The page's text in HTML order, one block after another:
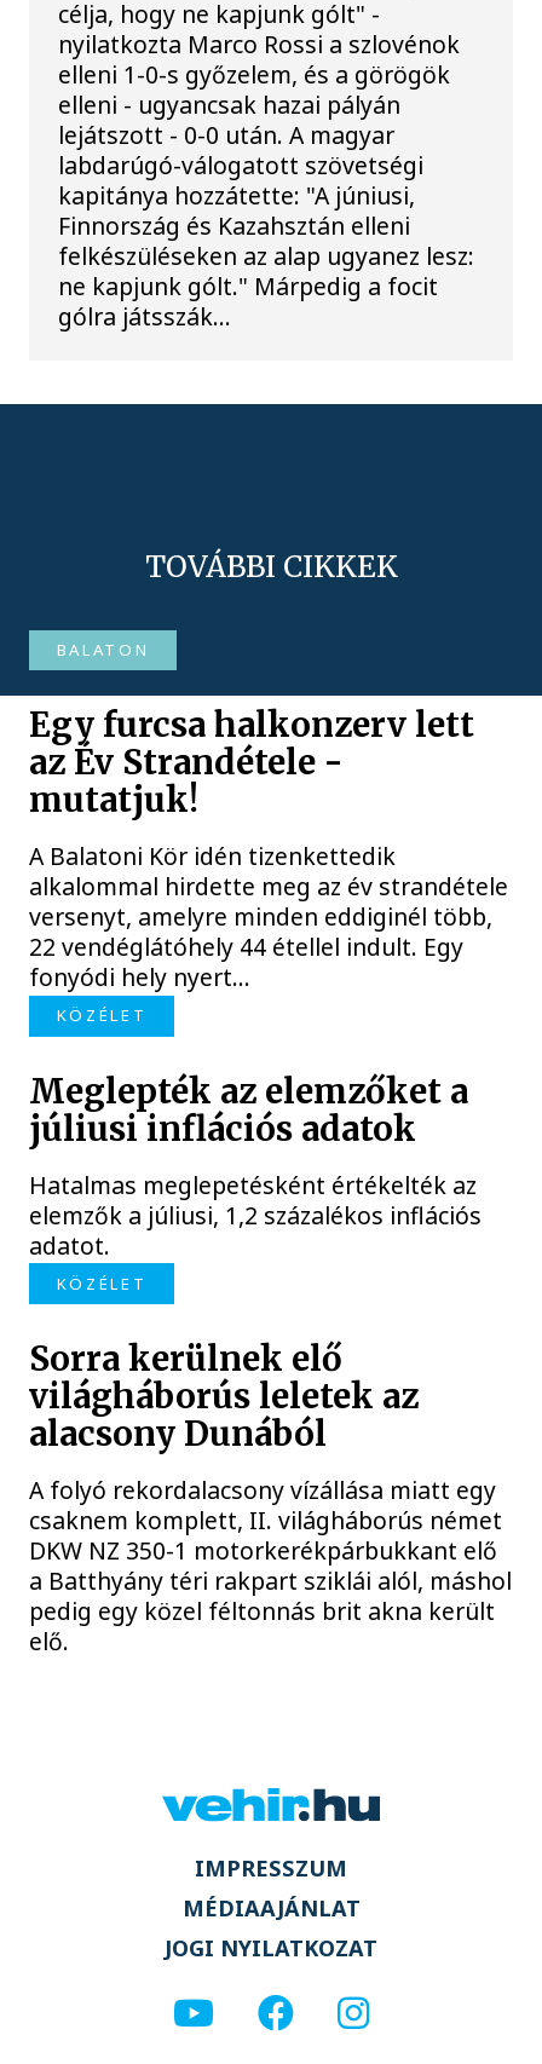
célja, hogy ne kapjunk gólt" -
nyilatkozta Marco Rossi a szlovénok
elleni 1-0-s győzelem, és a görögök
elleni - ugyancsak hazai pályán
lejátszott - 0-0 után. A magyar
labdarúgó-válogatott szövetségi
kapitánya hozzátette: "A júniusi,
Finnország és Kazahsztán elleni
felkészüléseken az alap ugyanez lesz:
ne kapjunk gólt." Márpedig a focit
gólra játsszák...
TOVÁBBI CIKKEK
BALATON
Egy furcsa halkonzerv lett
az Év Strandétele -
mutatjuk!
A Balatoni Kör idén tizenkettedik
alkalommal hirdette meg az év strandétele
versenyt, amelyre minden eddiginél több,
22 vendéglátóhely 44 étellel indult. Egy
fonyódi hely nyert...
KÖZÉLET
Meglepték az elemzőket a
júliusi inflációs adatok
Hatalmas meglepetésként értékelték az
elemzők a júliusi, 1,2 százalékos inflációs
adatot.
KÖZÉLET
Sorra kerülnek elő
világháborús leletek az
alacsony Dunából
A folyó rekordalacsony vízállása miatt egy
csaknem komplett, II. világháborús német
DKW NZ 350-1 motorkerékpárbukkant elő
a Batthyány téri rakpart sziklái alól, máshol
pedig egy közel féltonnás brit akna került
elő.
IMPRESSZUM
MÉDIAAJÁNLAT
JOGI NYILATKOZAT